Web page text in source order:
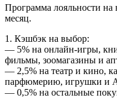
Программа лояльности
месяц.
1. Кэшбэк на выбор:
— 5% на онлайн-игры,
фильмы, зоомагазины и
— 2,5% на театр и кино,
парфюмерию, игрушки и
— 0,5% на остальные